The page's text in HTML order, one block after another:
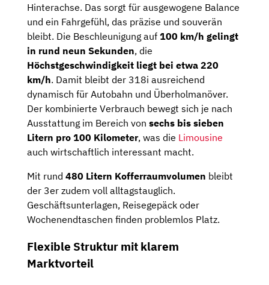
Hinterachse. Das sorgt für ausgewogene Balance
und ein Fahrgefühl, das präzise und souverän
bleibt. Die Beschleunigung auf 100 km/h gelingt
in rund neun Sekunden, die
Höchstgeschwindigkeit liegt bei etwa 220
km/h. Damit bleibt der 318i ausreichend
dynamisch für Autobahn und Überholmanöver.
Der kombinierte Verbrauch bewegt sich je nach
Ausstattung im Bereich von sechs bis sieben
Litern pro 100 Kilometer, was die Limousine
auch wirtschaftlich interessant macht.
Mit rund 480 Litern Kofferraumvolumen bleibt
der 3er zudem voll alltagstauglich.
Geschäftsunterlagen, Reisegepäck oder
Wochenendtaschen finden problemlos Platz.
Flexible Struktur mit klarem
Marktvorteil